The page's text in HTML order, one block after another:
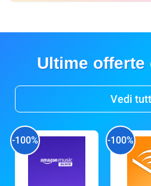
Ultime offerte
Vedi
-100% -100%